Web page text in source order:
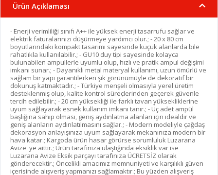
Ürün Açıklaması
- Enerji verimliliği sınıfı A++ ile yüksek enerji tasarrufu sağlar ve
elektrik faturalarınızı düşürmeye yardımcı olur.; - 20 x 80 cm
boyutlarındaki kompakt tasarımı sayesinde küçük alanlarda bile
rahatlıkla kullanılabilir.; - GU10 duy tipi sayesinde kolayca
bulunabilen ampullerle uyumlu olup, hızlı ve pratik ampul değişimi
imkanı sunar.; - Dayanıklı metal materyal kullanımı, uzun ömürlü ve
sağlam bir yapı garantilerken şık görünümüyle de dekoratif bir
dokunuş katmaktadır.; - Türkiye menşeli olmasıyla yerel üretim
desteklenmiş olup, kalite kontrol süreçlerinden geçerek güvenle
tercih edilebilir.; - 20 cm yüksekliği ile farklı tavan yüksekliklerine
uyum sağlayarak esnek kullanım imkanı tanır.; - Üç adet ampül
başlığına sahip olması, geniş aydınlatma alanları için idealdir ve
geniş alanların aydınlatılmasını sağlar.; - Modern modeliyle çağdaş
dekorasyon anlayışınıza uyum sağlayarak mekanınıza modern bir
hava katar.; Kargoda ürün hasar görürse sorumluluk Luzarana
Avize' ye aittir.; Ürün tarafınıza ulaştığında eksiklik var ise
Luzarana Avize Eksik parçayı tarafınıza ÜCRETSİZ olarak
gönderecektir.; Öncelikli amacımız memnuniyeti ve karşılıklı güven
içerisinde alışveriş yapmanızı sağlamaktır.; Bu yüzden alışveriş